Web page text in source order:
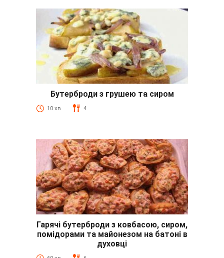
Бутерброди з грушею та сиром
10 хв 4
Гарячі бутерброди з ковбасою, сиром,
помідорами та майонезом на батоні в
духовці